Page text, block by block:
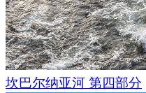
坎巴尔纳亚河 第四部分